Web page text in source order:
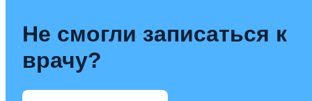
Не смогли записаться к
врачу?